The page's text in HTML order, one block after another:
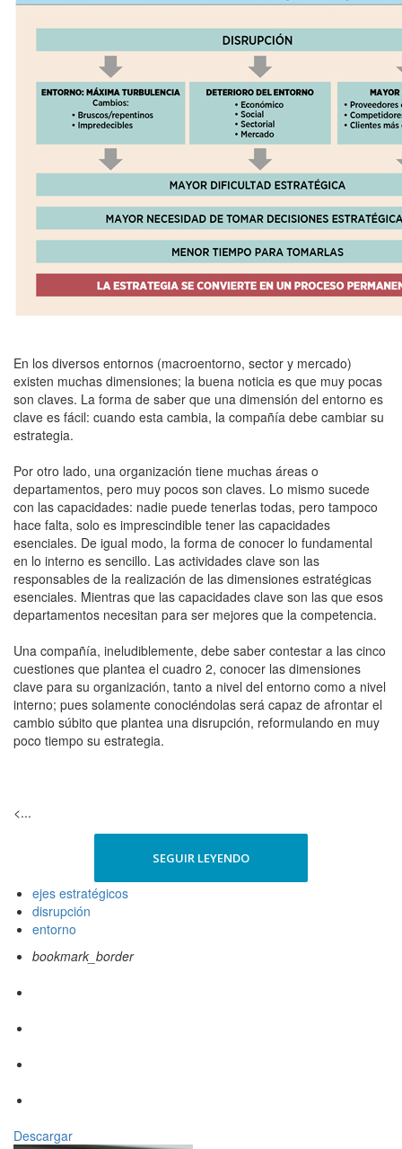
En los diversos entornos (macroentorno, sector y mercado)
existen muchas dimensiones; la buena noticia es que muy pocas
son claves. La forma de saber que una dimensión del entorno es
clave es fácil: cuando esta cambia, la compañía debe cambiar su
estrategia.
Por otro lado, una organización tiene muchas áreas o
departamentos, pero muy pocos son claves. Lo mismo sucede
con las capacidades: nadie puede tenerlas todas, pero tampoco
hace falta, solo es imprescindible tener las capacidades
esenciales. De igual modo, la forma de conocer lo fundamental
en lo interno es sencillo. Las actividades clave son las
responsables de la realización de las dimensiones estratégicas
esenciales. Mientras que las capacidades clave son las que esos
departamentos necesitan para ser mejores que la competencia.
Una compañía, ineludiblemente, debe saber contestar a las cinco
cuestiones que plantea el cuadro 2, conocer las dimensiones
clave para su organización, tanto a nivel del entorno como a nivel
interno; pues solamente conociéndolas será capaz de afrontar el
cambio súbito que plantea una disrupción, reformulando en muy
poco tiempo su estrategia.
<...
SEGUIR LEYENDO
ejes estratégicos
disrupción
entorno
bookmark_border
Descargar